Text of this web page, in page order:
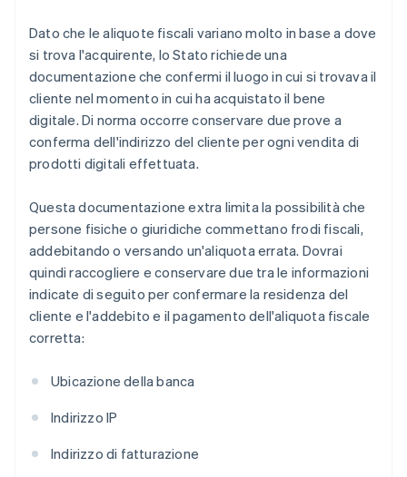
Dato che le aliquote fiscali variano molto in base a dove
si trova l'acquirente, lo Stato richiede una
documentazione che confermi il luogo in cui si trovava il
cliente nel momento in cui ha acquistato il bene
digitale. Di norma occorre conservare due prove a
conferma dell'indirizzo del cliente per ogni vendita di
prodotti digitali effettuata.
Questa documentazione extra limita la possibilità che
persone fisiche o giuridiche commettano frodi fiscali,
addebitando o versando un'aliquota errata. Dovrai
quindi raccogliere e conservare due tra le informazioni
indicate di seguito per confermare la residenza del
cliente e l'addebito e il pagamento dell'aliquota fiscale
corretta:
Ubicazione della banca
Indirizzo IP
Indirizzo di fatturazione